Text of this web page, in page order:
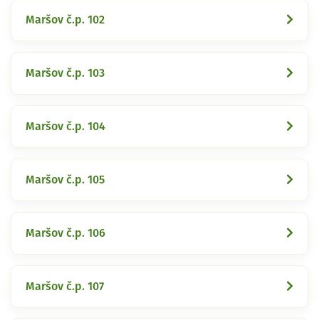
Maršov č.p. 102
Maršov č.p. 103
Maršov č.p. 104
Maršov č.p. 105
Maršov č.p. 106
Maršov č.p. 107